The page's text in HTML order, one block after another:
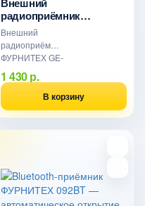
радиоприёмник
ФУРНИТЕХ GE-RCV1 —
433.92 МГц, 4 канала, 500
пультов
Внешний
радиоприёмник
ФУРНИТЕХ GE-
RCV1 для
ворот и
шлагбаумов.
433.92 МГц,
статический
1 430 р.
В корзину